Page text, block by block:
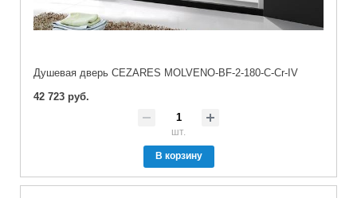
Душевая дверь CEZARES MOLVENO-BF-2-180-C-Cr-IV
42 723 руб.
шт.
В корзину